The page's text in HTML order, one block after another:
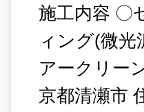
施工内容 〇
ィング(微
アークリー
京都清瀬市